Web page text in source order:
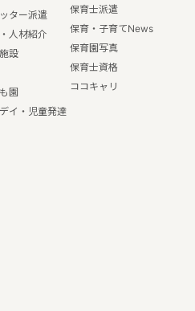
ター派遣
人材紹介
設
園
イ・児童発達
保育士派遣
保育・子育てNews
保育園写真
保育士資格
ココキャリ